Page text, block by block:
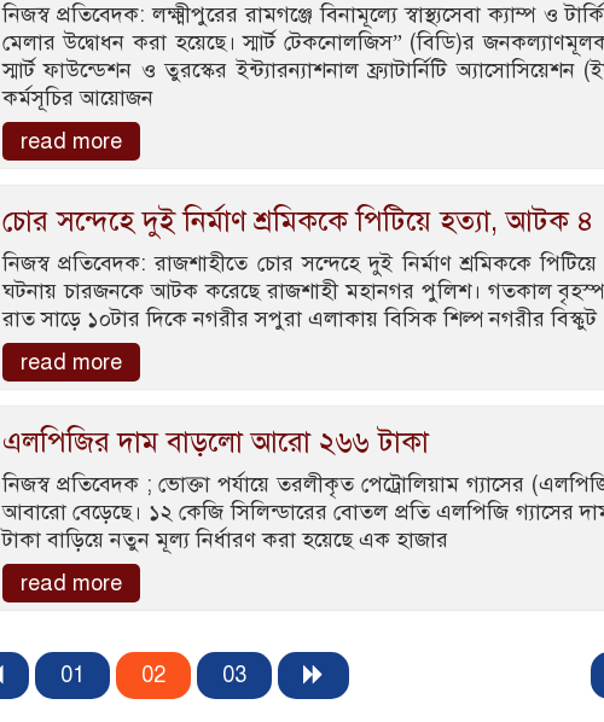
নিজস্ব প্রতিবেদক: লক্ষ্মীপুরের রামগঞ্জে বিনামূল্যে স্বাস্থ্যসেবা ক্যাম্প ও
মেলার উদ্বোধন করা হয়েছে। স্মার্ট টেকনোলজিস” (বিডি)র জনকল্যাণমূলক
স্মার্ট ফাউন্ডেশন ও তুরস্কের ইন্ট্যারন্যাশনাল ফ্র্যাটার্নিটি অ্যাসোসিয়েশন
কর্মসূচির আয়োজন
read more
চোর সন্দেহে দুই নির্মাণ শ্রমিককে পিটিয়ে হত্যা, আটক ৪
নিজস্ব প্রতিবেদক: রাজশাহীতে চোর সন্দেহে দুই নির্মাণ শ্রমিককে পিটিয়ে
ঘটনায় চারজনকে আটক করেছে রাজশাহী মহানগর পুলিশ। গতকাল
রাত সাড়ে ১০টার দিকে নগরীর সপুরা এলাকায় বিসিক শিল্প নগরীর বিস্কুট
read more
এলপিজির দাম বাড়লো আরো ২৬৬ টাকা
নিজস্ব প্রতিবেদক ; ভোক্তা পর্যায়ে তরলীকৃত পেট্রোলিয়াম গ্যাসের
আবারো বেড়েছে। ১২ কেজি সিলিন্ডারের বোতল প্রতি এলপিজি গ্যাসের
টাকা বাড়িয়ে নতুন মূল্য নির্ধারণ করা হয়েছে এক হাজার
read more
01 02 03